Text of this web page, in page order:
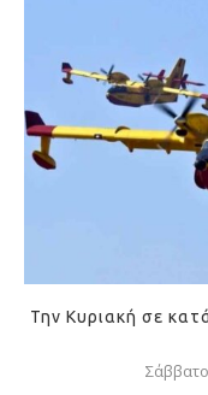
Την Κυριακή σε